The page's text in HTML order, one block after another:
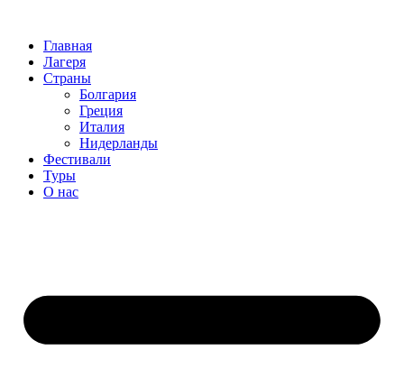
содержимому
Главная
Лагеря
Страны
Болгария
Греция
Италия
Нидерланды
Фестивали
Туры
О нас